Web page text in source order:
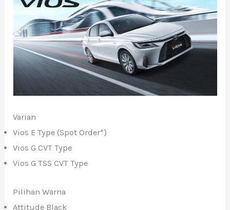
Varian
Vios E Type (Spot Order*)
Vios G CVT Type
Vios G TSS CVT Type
Pilihan Warna
Attitude Black